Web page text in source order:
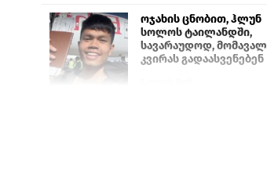
ოჯახის ცნობით, ჰლუნ
სოლოს ტაილანდში,
სავარაუდოდ, მომავალ
კვირას გადაასვენებენ